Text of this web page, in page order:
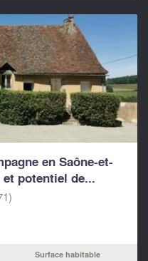
en Saône-et-
potentiel de...
Surface habitable